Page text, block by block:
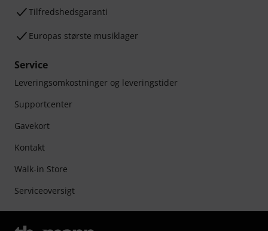
Tilfredshedsgaranti
Europas største musiklager
Service
Leveringsomkostninger og leveringstider
Supportcenter
Gavekort
Kontakt
Walk-in Store
Serviceoversigt